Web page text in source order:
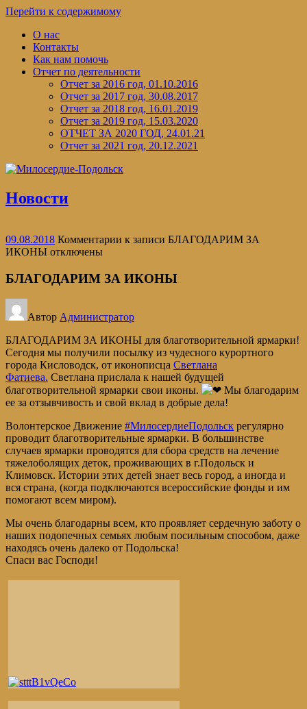
Перейти к содержимому
О нас
Контакты
Как нам помочь
Отчет по деятельности
Отчет за 2016 год, 01.10.2016
Отчет за 2017 год, 30.08.2017
Отчет за 2018 год, 16.01.2019
Отчет за 2019 год, 15.03.2020
ОТЧЕТ ЗА 2020 ГОД, 24.01.21
Отчет за 2021 год, 20.12.2021
Новости
09.08.2018 Комментарии к записи БЛАГОДАРИМ ЗА
ИКОНЫ отключены
БЛАГОДАРИМ ЗА ИКОНЫ
Автор Администратор
БЛАГОДАРИМ ЗА ИКОНЫ для благотворительной ярмарки!
Сегодня мы получили посылку из чудесного курортного
города Кисловодск, от иконописца Светлана
Фатиева. Светлана прислала к нашей будущей
благотворительной ярмарки свои иконы.
Мы благодарим
ее за отзывчивость и свой вклад в добрые дела!
Волонтерское Движение #МилосердиеПодольск регулярно
проводит благотворительные ярмарки. В большинстве
случаев ярмарки проводятся для сбора средств на лечение
тяжелоболящих деток, проживающих в г.Подольск и
Климовск. Истории этих детей знает весь город, а иногда и
вся страна, (когда подключаются всероссийские фонды и им
помогают всем миром).
Мы очень благодарны всем, кто проявляет сердечную заботу о
наших подопечных семьях любым посильным способом, даже
находясь очень далеко от Подольска!
Спаси вас Господи!